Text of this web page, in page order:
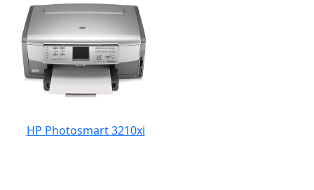
HP Photosmart 3210xi